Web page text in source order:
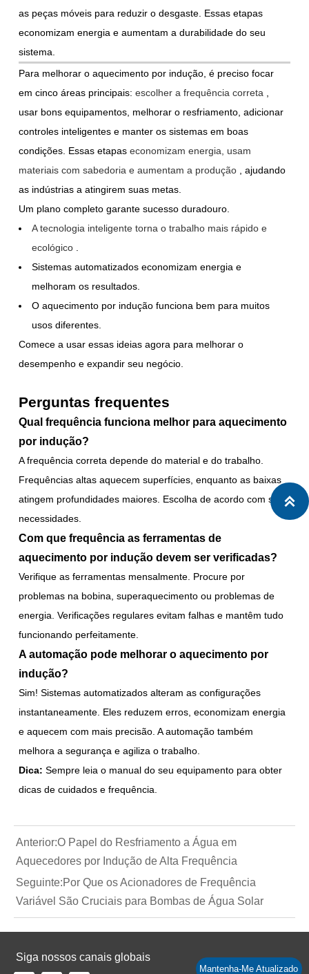
as peças móveis para reduzir o desgaste. Essas etapas
economizam energia e aumentam a durabilidade do seu
sistema.
Para melhorar o aquecimento por indução, é preciso focar
em cinco áreas principais: escolher a frequência correta
usar bons equipamentos, melhorar o resfriamento, adicionar
controles inteligentes e manter os sistemas em boas
condições. Essas etapas economizam energia, usam
materiais com sabedoria e aumentam a produção
, ajudando
as indústrias a atingirem suas metas.
Um plano completo garante sucesso duradouro.
A tecnologia inteligente torna o trabalho mais rápido e
ecológico
Sistemas automatizados economizam energia e
melhoram os resultados.
O aquecimento por indução funciona bem para muitos
usos diferentes.
Comece a usar essas ideias agora para melhorar o
desempenho e expandir seu negócio.
Perguntas frequentes
Qual frequência funciona melhor para aquecimento
por indução?
A frequência correta depende do material e do trabalho.
Frequências altas aquecem superfícies, enquanto as baixas
atingem profundidades maiores. Escolha de acordo com suas
necessidades.
Com que frequência as ferramentas de
aquecimento por indução devem ser verificadas?
Verifique as ferramentas mensalmente. Procure por
problemas na bobina, superaquecimento ou problemas de
energia. Verificações regulares evitam falhas e mantêm tudo
funcionando perfeitamente.
A automação pode melhorar o aquecimento por
indução?
Sim! Sistemas automatizados alteram as configurações
instantaneamente. Eles reduzem erros, economizam energia
e aquecem com mais precisão. A automação também
melhora a segurança e agiliza o trabalho.
Dica: Sempre leia o manual do seu equipamento para obter
dicas de cuidados e frequência.
Anterior:O Papel do Resfriamento a Água em
Aquecedores por Indução de Alta Frequência
Seguinte:Por Que os Acionadores de Frequência
Variável São Cruciais para Bombas de Água Solar
Siga nossos canais globais
Mantenha-Me Atualizado
